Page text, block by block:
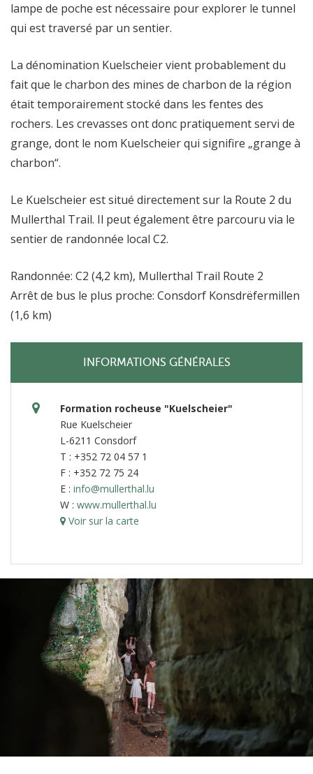
lampe de poche est nécessaire pour explorer le tunnel
qui est traversé par un sentier.
La dénomination Kuelscheier vient probablement du
fait que le charbon des mines de charbon de la région
était temporairement stocké dans les fentes des
rochers. Les crevasses ont donc pratiquement servi de
grange, dont le nom Kuelscheier qui signifire „grange à
charbon“.
Le Kuelscheier est situé directement sur la Route 2 du
Mullerthal Trail. Il peut également être parcouru via le
sentier de randonnée local C2.
Randonnée: C2 (4,2 km), Mullerthal Trail Route 2
Arrêt de bus le plus proche: Consdorf Konsdrëfermillen
(1,6 km)
INFORMATIONS GÉNÉRALES
Formation rocheuse "Kuelscheier"
Rue Kuelscheier
L-6211 Consdorf
T : +352 72 04 57 1
F : +352 72 75 24
E : info@mullerthal.lu
W : www.mullerthal.lu
Voir sur la carte